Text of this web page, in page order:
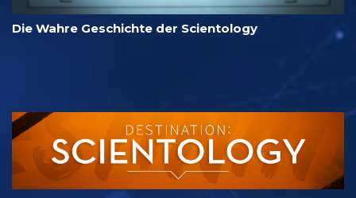
Die Wahre Geschichte der Scientology